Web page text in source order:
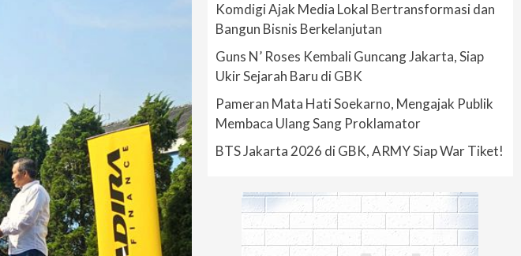
Komdigi Ajak Media Lokal Bertransformasi dan
Bangun Bisnis Berkelanjutan
Guns N’ Roses Kembali Guncang Jakarta, Siap
Ukir Sejarah Baru di GBK
Pameran Mata Hati Soekarno, Mengajak Publik
Membaca Ulang Sang Proklamator
BTS Jakarta 2026 di GBK, ARMY Siap War Tiket!